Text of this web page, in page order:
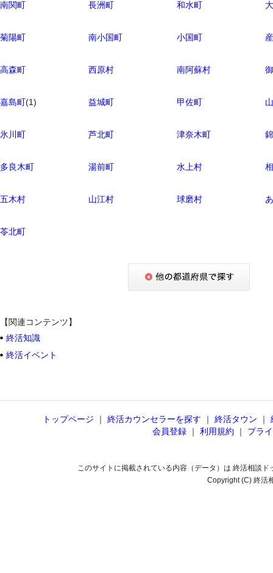
南関町 長洲町 和水町
菊陽町 南小国町 小国町
高森町 西原村 南阿蘇村
嘉島町(1) 益城町 甲佐町
氷川町 芦北町 津奈木町
多良木町 湯前町 水上村
五木村 山江村 球磨村
苓北町
【関連コンテンツ】
終活知識
終活イベント
トップページ ｜ 終活カウンセラーを探す ｜ 終活タウン ｜
会員登録 ｜ 利用規約 ｜ プラ
このサイトに掲載されている内容（データ）は 終活相談
Copyright (C) 終活